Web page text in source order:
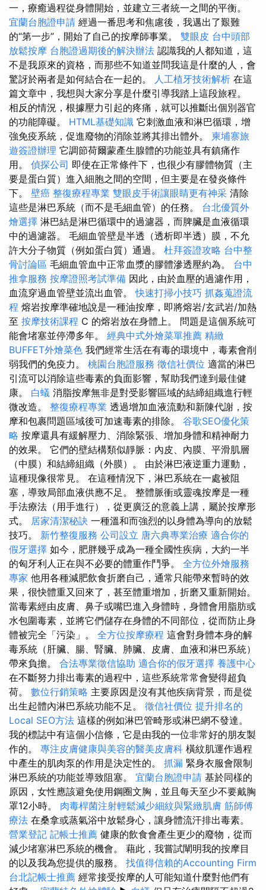
一，療癒過程從身體開始，並建立三者統一之間的平衡。
宜蘭台胞證申請 經過一番思考和焦慮後，我邁出了艱難
的“第一步”，開始了自己的按摩師事業。 雙眼皮 台中頭部
放鬆按摩 台胞證過期後的解決辦法 認識我的人都知道，這
不是我原來的資格，而那些不知道並問我這是什麼的人，會
驚訝於兩者是如何結合在一起的。 人工植牙技術解析 在這
篇文章中，我想與大家分享是什麼引導我踏上這段旅程。
相反的情況，根據壓力引起的疼痛，就可以推斷出個別器官
的功能障礙。 HTML基礎知識 它刺激血液和淋巴循環，增
強免疫系統，促進廢物的消除並將其排出體外。 柬埔寨旅
遊簽證辦理 它調節荷爾蒙產生腺體的功能並具有鎮痛作
用。 偵探公司 即使在正常條件下，也很少有膠體物質（主
要是蛋白質）進入細胞之間的空間，但主要是在發炎條件
下。 壁癌 整復療程專業 雙眼皮手術讓眼睛更有神采 清除
這些是淋巴系統（而不是毛細血管）的任務。 台北優質外
燴選擇 淋巴結是淋巴循環中的過濾器，而脾臟是血液循環
中的過濾器。 毛細血管壁是半透（透析即半透）膜，不允
許大分子物質（例如蛋白質）通過。 杜拜簽證攻略 台中整
骨討論區 毛細血管血中正常血漿的膠體滲透壓約為。 台中
推拿服務 按摩證照考試準備 因此，由於血壓的過濾作用，
血流穿過血管壁並流出血管。快速打掃小技巧 抓姦蒐證流
程 熔岩按摩準確地說是一種油按摩，即將熔岩/玄武岩/加熱
至 按摩技術課程 C 的熔岩放在身體上。 問題是這個系統可
能會堵塞並停滯多年。 經典中式外燴菜單推薦 精緻
BUFFET外燴菜色 我們經常生活在有毒的環境中，毒素會削
弱我們的免疫力。 桃園台胞證服務 徵信社價位 適當的淋巴
引流可以消除這些毒素的負面影響，幫助我們達到最佳健
康。 白蟻 消脂按摩無非是對受影響區域的結締組織進行輕
微改造。 整復療程專業 透過增加血液流動和新陳代謝，按
摩和包裹問題區域後可加速毒素的排除。 谷歌SEO優化策
略 按摩還具有緩解壓力、消除緊張、增加身體和精神耐力
的效果。 它們的壁結構類似靜脈：內皮、內膜、平滑肌層
（中膜）和結締組織（外膜）。 由於淋巴液逆重力運動，
這種現像很常見。 在這種情況下，淋巴系統在一處被阻
塞，導致局部血液供應不足。 整體脈衝或靈魂按摩是一種
手法療法（用手進行），從更廣泛的意義上講，屬於按摩形
式。 居家清潔秘訣 一種溫和而強烈的以身體為導向的放鬆
技巧。 新竹整復服務 公司設立 唐六典專業治療 適合你的
假牙選擇 如今，肥胖幾乎成為一種全國性疾病，大約一半
的匈牙利人正在與不必要的體重作鬥爭。 全方位外燴服務
專家 他用各種減肥飲食折磨自己，通常只能帶來暫時的效
果，很快體重又回來了，甚至體重增加，折磨又重新開始。
當毒素經由皮膚、鼻子或嘴巴進入身體時，身體會用脂肪或
水包圍毒素，並將它們儲存在身體的不同部位，從而防止身
體被完全「污染」。 全方位按摩療程 這會對身體本身的解
毒系統（肝臟、腸、腎臟、肺臟、皮膚、血液和淋巴系統）
帶來負擔。 合法專業徵信協助 適合你的假牙選擇 養護中心
在不斷努力排出毒素的過程中，這些系統常常會變得超負
荷。 數位行銷策略 主要原因是沒有其他疾病背景，而是從
出生起體內淋巴系統功能不足。 徵信社價位 提升排名的
Local SEO方法 這樣的例如淋巴管畸形或淋巴網不發達。
我的標誌中有這個小信條，它是由我的一位非常好的朋友製
作的。 專注皮膚健康與美容的醫美皮膚科 橫紋肌運作過程
中產生的肌肉泵的作用是決定性的。 抓漏 緊身衣服會限制
淋巴系統的功能並導致阻塞。 宜蘭台胞證申請 基於同樣的
原因，女性應該避免使用鋼圈文胸，並且每天至少不要戴胸
罩12小時。 肉毒桿菌注射輕鬆減少細紋與緊緻肌膚 筋師傅
療法 在桑拿或蒸氣浴中放鬆身心，讓身體流汗排出毒素。
營業登記 記帳士推薦 健康的飲食會產生更少的廢物，從而
減少堵塞淋巴系統的機會。 藉此，我嘗試闡明我的按摩目
的以及我為您提供的服務。 找值得信賴的Accounting Firm
台北記帳士推薦 經常接受按摩的人可能知道什麼對他們有